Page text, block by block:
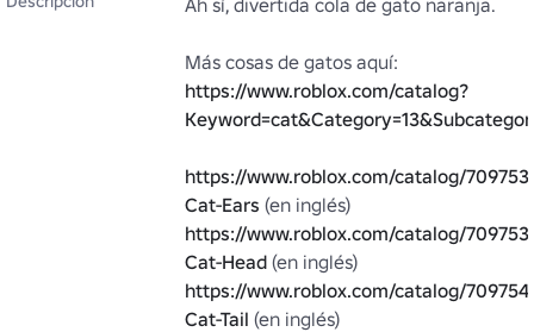
Ah sí, divertida cola de gato naranja.
https://www.roblox.com/catalog?
https://www.roblox.com/catalog/
Cat-Ears
https://www.roblox.com/catalog/
Cat-Head
https://www.roblox.com/catalog/
Cat-Tail (en inglés)